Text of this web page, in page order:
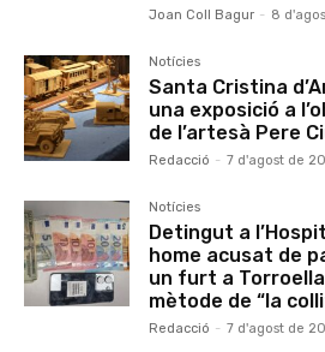
Joan Coll Bagur - 8
Notícies
Santa Cristina
una exposició a
de l’artesà Pere
Redacció - 7 d'agost de
Notícies
Detingut a
home acusat de
un furt a
mètode de “la
Redacció - 7 d'agost de